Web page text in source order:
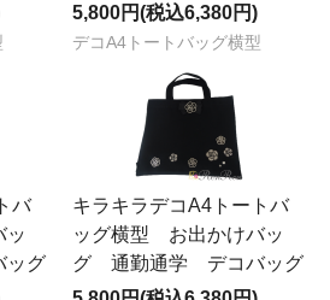
5,800円(税込6,380円)
デコA4トートバッグ横型
バ
ッ
グ
キラキラデコA4トートバ
ッグ横型 お出かけバッ
グ 通勤通学 デコバッグ